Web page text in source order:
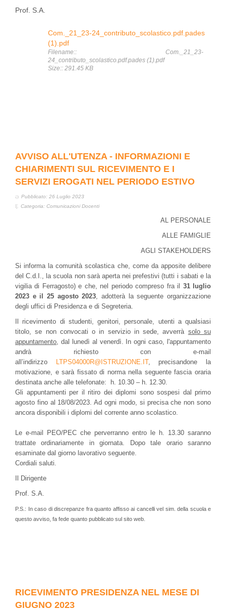
Prof. S.A.
Com._21_23-24_contributo_scolastico.pdf.pades
(1).pdf
Filename:: Com._21_23-
24_contributo_scolastico.pdf.pades (1).pdf
Size:: 291.45 KB
AVVISO ALL'UTENZA - INFORMAZIONI E
CHIARIMENTI SUL RICEVIMENTO E I
SERVIZI EROGATI NEL PERIODO ESTIVO
Pubblicato: 26 Luglio 2023
Categoria: Comunicazioni Docenti
AL PERSONALE
ALLE FAMIGLIE
AGLI STAKEHOLDERS
Si informa la comunità scolastica che, come da apposite delibere
del C.d.I., la scuola non sarà aperta nei prefestivi (tutti i sabati e la
vigilia di Ferragosto) e che, nel periodo compreso fra il 31 luglio
2023 e il 25 agosto 2023 , adotterà la seguente organizzazione
degli uffici di Presidenza e di Segreteria.
Il ricevimento di studenti, genitori, personale, utenti a qualsiasi
titolo, se non convocati o in servizio in sede, avverrà solo su
appuntamento , dal lunedì al venerdì. In ogni caso, l'appuntamento
andrà richiesto con e-mail
all’indirizzo
LTPS04000R@ISTRUZIONE.IT, precisandone la
motivazione, e sarà fissato di norma nella seguente fascia oraria
destinata anche alle telefonate: h. 10.30 – h. 12.30.
Gli appuntamenti per il ritiro dei diplomi sono sospesi dal primo
agosto fino al 18/08/2023. Ad ogni modo, si precisa che non sono
ancora disponibili i diplomi del corrente anno scolastico.
Le e-mail PEO/PEC che perverranno entro le h. 13.30 saranno
trattate ordinariamente in giornata. Dopo tale orario saranno
esaminate dal giorno lavorativo seguente.
Cordiali saluti.
Il Dirigente
Prof. S.A.
P.S.: In caso di discrepanze fra quanto affisso ai cancelli vel sim. della scuola e
questo avviso, fa fede quanto pubblicato sul sito web.
RICEVIMENTO PRESIDENZA NEL MESE DI
GIUGNO 2023